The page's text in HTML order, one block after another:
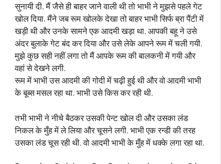
सुनायी दी. मैं जैसे ही बाहर जाने वाली थी तो भाभी ने मुझसे पहले गेट
खोल दिया. मैंने जब रूम खोलके देखा तो बाहर भाभी सिर्फ ब्रा पैंटी में
खड़ी थी और उनके सामने एक आदमी खड़ा था. आपकी बहू ने उसे
अंदर बुलाके गेट बंद कर दिया और उसे लेके आपने रूम में चली गयी.
मुझे कुछ सही नहीं लगा तो मैं आपके रूम की बालकनी में गयी और
वहां से देखने लगी.
रूम में भाभी उस आदमी की गोदी में चढ़ी हुई थी और वो आदमी भाभी
के बूब्स मसल रहा था. भाभी उसे किस कर रही थी.
तभी भाभी ने नीचे बैठकर उसकी पेन्ट खोल दी और उसका लंड
निकल के मुँह में ले लिया और चूसने लगी. भाभी एक रन्डी की तरह
उसका लंड चूस रही थी. वो आदमी भाभी के मुँह में धक्के लगा रहा था.